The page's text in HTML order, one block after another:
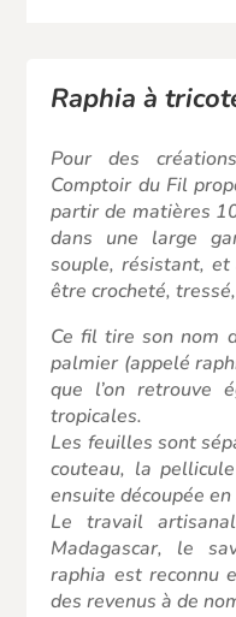
Raphia à
Pour des
Comptoir du Fil
partir de matières
dans une large
souple, résistant,
être crocheté,
Ce fil tire son nom
palmier (appelé
que l’on retrouve
tropicales.
Les feuilles sont
couteau, la
ensuite découpée
Le travail
Madagascar, le
raphia est reconnu
des revenus à de